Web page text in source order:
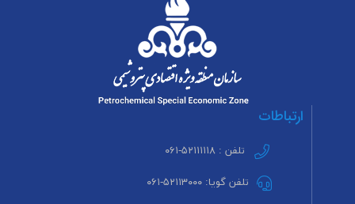
ارتباطات
تلفن : ۵۲۱۱۱۱۱۸-۰۶۱
تلفن گویا: ۵۲۱۱۳۰۰۰-۰۶۱